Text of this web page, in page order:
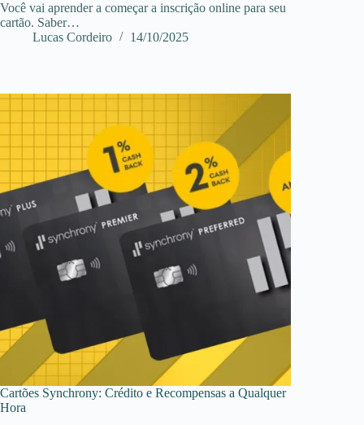
Você vai aprender a começar a inscrição online para seu
cartão. Saber…
Lucas Cordeiro
14/10/2025
Cartões Synchrony: Crédito e Recompensas a Qualquer
Hora